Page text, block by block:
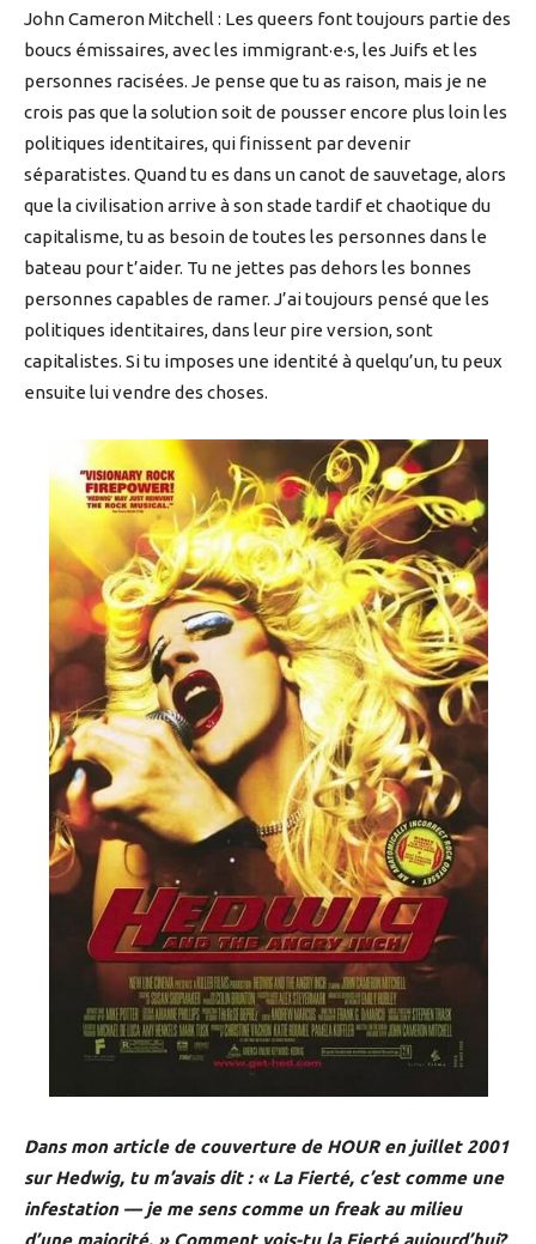
John Cameron Mitchell : Les queers font toujours partie des
boucs émissaires, avec les immigrant·e·s, les Juifs et les
personnes racisées. Je pense que tu as raison, mais je ne
crois pas que la solution soit de pousser encore plus loin les
politiques identitaires, qui finissent par devenir
séparatistes. Quand tu es dans un canot de sauvetage, alors
que la civilisation arrive à son stade tardif et chaotique du
capitalisme, tu as besoin de toutes les personnes dans le
bateau pour t’aider. Tu ne jettes pas dehors les bonnes
personnes capables de ramer. J’ai toujours pensé que les
politiques identitaires, dans leur pire version, sont
capitalistes. Si tu imposes une identité à quelqu’un, tu peux
ensuite lui vendre des choses.
Dans mon article de couverture de HOUR en juillet 2001
sur Hedwig, tu m’avais dit : « La Fierté, c’est comme une
infestation — je me sens comme un freak au milieu
d’une majorité. » Comment vois-tu la Fierté aujourd’hui?